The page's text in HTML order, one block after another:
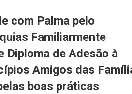
com Palma pelo
Familiarmente
Diploma de Adesão à
Amigos das
boas práticas